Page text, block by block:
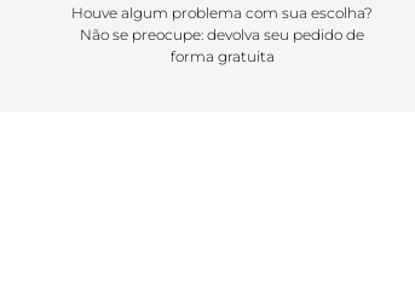
Houve algum problema com sua escolha?
Não se preocupe: devolva seu pedido de
forma gratuita